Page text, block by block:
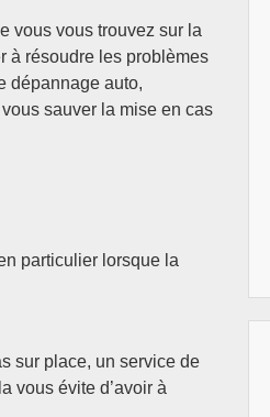
vous vous trouvez sur la
à résoudre les problèmes
dépannage auto,
sauver la mise en cas
particulier lorsque la
sur place, un service de
vous évite d’avoir à